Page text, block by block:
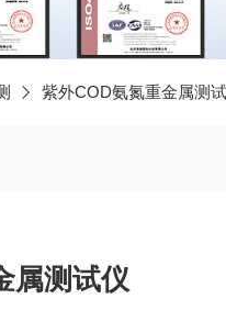
紫外COD氨氮重金属测
属测试仪